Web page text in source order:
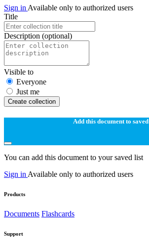
Sign in Available only to authorized users
Title
Description (optional)
Visible to
Everyone
Just me
Create collection
Add this document to saved
You can add this document to your saved list
Sign in Available only to authorized users
Products
Documents Flashcards
Support